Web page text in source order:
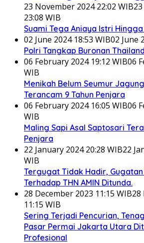
23 November 2024 22:02 WIB
23:08 WIB
Suami Tega Aniaya Istri Hingga
02 June 2024 18:53 WIB02 June
Polri Tangkap Buronan
06 February 2024 19:12 WIB06
WIB
Menikah Belum Seumur
Terancam 9 Tahun Penjara
06 February 2024 16:05 WIB06
WIB
Maling Sapi Asal Saptosari
Penjara
22 January 2024 20:28 WIB22
WIB
Tergugat Tidak Hadir, Gugatan
Terhadap THN AMIN Ditunda.
28 December 2023 11:15 WIB28
11:15 WIB
Sering Terjadi Pencurian,
Pasar Permai Jakarta Utara
Profesional